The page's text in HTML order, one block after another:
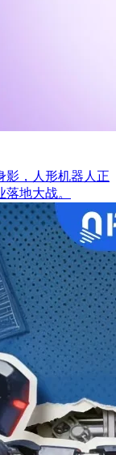
影，人形机器人正
地大战。